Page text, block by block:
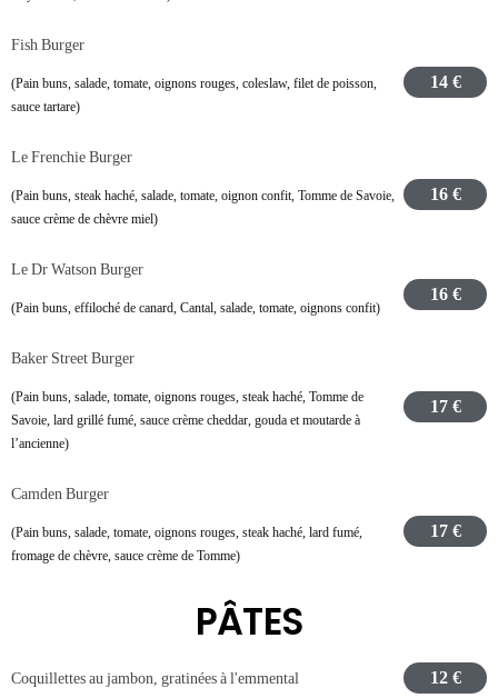
Fish Burger
(Pain buns, salade, tomate, oignons rouges, coleslaw, filet de poisson,
sauce tartare)
14 €
Le Frenchie Burger
(Pain buns, steak haché, salade, tomate, oignon confit, Tomme de Savoie,
sauce crème de chèvre miel)
16 €
Le Dr Watson Burger
(Pain buns, effiloché de canard, Cantal, salade, tomate, oignons confit)
16 €
Baker Street Burger
(Pain buns, salade, tomate, oignons rouges, steak haché, Tomme de
Savoie, lard grillé fumé, sauce crème cheddar, gouda et moutarde à
l’ancienne)
17 €
Camden Burger
(Pain buns, salade, tomate, oignons rouges, steak haché, lard fumé,
fromage de chèvre, sauce crème de Tomme)
17 €
PÂTES
Coquillettes au jambon, gratinées à l'emmental 12 €